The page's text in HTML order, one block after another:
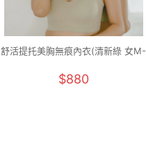
舒活提托美胸無痕內衣(清新綠 女M-
$880